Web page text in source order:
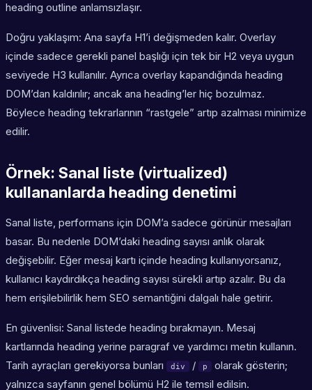
heading outline anlamsızlaşır.
Doğru yaklaşım: Ana sayfa H1’i değişmeden kalır. Overlay
içinde sadece gerekli panel başlığı için tek bir H2 veya uygun
seviyede H3 kullanılır. Ayrıca overlay kapandığında heading
DOM’dan kaldırılır; ancak ana heading’ler hiç bozulmaz.
Böylece heading tekrarlarının “rastgele” artıp azalması minimize
edilir.
Örnek: Sanal liste (virtualized)
kullananlarda heading denetimi
Sanal liste, performans için DOM’a sadece görünür mesajları
basar. Bu nedenle DOM’daki heading sayısı anlık olarak
değişebilir. Eğer mesaj kartı içinde heading kullanıyorsanız,
kullanıcı kaydırdıkça heading sayısı sürekli artıp azalır. Bu da
hem erişilebilirlik hem SEO semantiğini dalgalı hale getirir.
En güvenlisi: Sanal listede heading bırakmayın. Mesaj
kartlarında heading yerine paragraf ve yardımcı metin kullanın.
Tarih ayraçları gerekiyorsa bunları
div / p
olarak gösterin;
yalnızca sayfanın genel bölümü H2 ile temsil edilsin.